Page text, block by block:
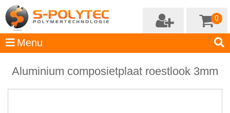
0
Aluminium composietplaat roestlook 3mm